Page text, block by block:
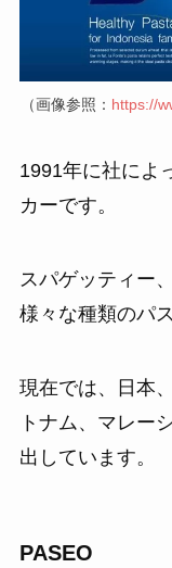
（画像参照： https://
1991年に社によ
カーです。
スパゲッティー
様々な種類のパ
現在では、日本
トナム、マレー
出しています。
PASEO